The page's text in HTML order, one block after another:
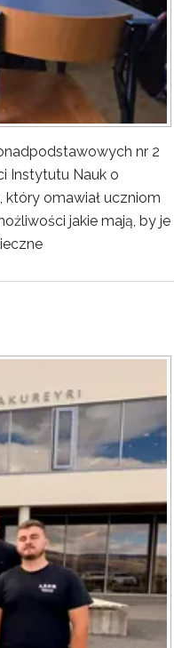
nr 2
Instytutu Nauk o
który omawiał uczniom
jakie mają, by je